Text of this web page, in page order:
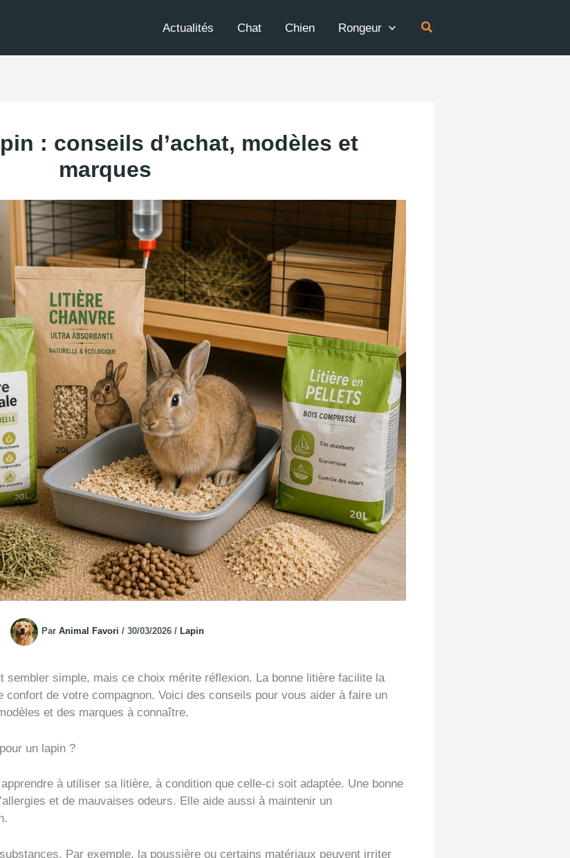
Actualités Chat Chien Rongeur Rechercher
: conseils d’achat, modèles et
marques
Par Animal Favori / 30/03/2026 / Lapin
sembler simple, mais ce choix mérite réflexion. La bonne litière facilite la
de votre compagnon. Voici des conseils pour vous aider à faire un
et des marques à connaître.
un lapin ?
à utiliser sa litière, à condition que celle-ci soit adaptée. Une bonne
et de mauvaises odeurs. Elle aide aussi à maintenir un
Par exemple, la poussière ou certains matériaux peuvent irriter